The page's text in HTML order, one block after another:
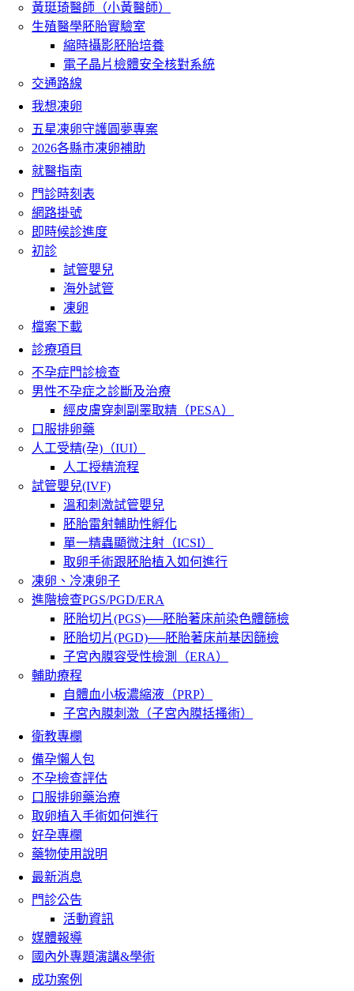
黃珽琦醫師（小黃醫師）
生殖醫學胚胎實驗室
縮時攝影胚胎培養
電子晶片檢體安全核對系統
交通路線
我想凍卵
五星凍卵守護圓夢專案
2026各縣市凍卵補助
就醫指南
門診時刻表
網路掛號
即時候診進度
初診
試管嬰兒
海外試管
凍卵
檔案下載
診療項目
不孕症門診檢查
男性不孕症之診斷及治療
經皮膚穿刺副睪取精（PESA）
口服排卵藥
人工受精(孕)（IUI）
人工授精流程
試管嬰兒(IVF)
溫和刺激試管嬰兒
胚胎雷射輔助性孵化
單一精蟲顯微注射（ICSI）
取卵手術跟胚胎植入如何進行
凍卵、冷凍卵子
進階檢查PGS/PGD/ERA
胚胎切片(PGS)──胚胎著床前染色體篩檢
胚胎切片(PGD)──胚胎著床前基因篩檢
子宮內膜容受性檢測（ERA）
輔助療程
自體血小板濃縮液（PRP）
子宮內膜刺激（子宮內膜括搔術）
衛教專欄
備孕懶人包
不孕檢查評估
口服排卵藥治療
取卵植入手術如何進行
好孕專欄
藥物使用說明
最新消息
門診公告
活動資訊
媒體報導
國內外專題演講&學術
成功案例